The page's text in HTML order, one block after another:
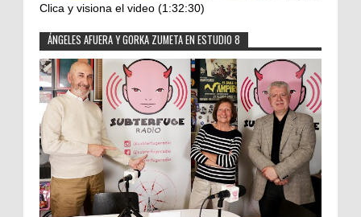
Clica y visiona el video (1:32:30)
ÁNGELES AFUERA Y GORKA ZUMETA EN ESTUDIO 8